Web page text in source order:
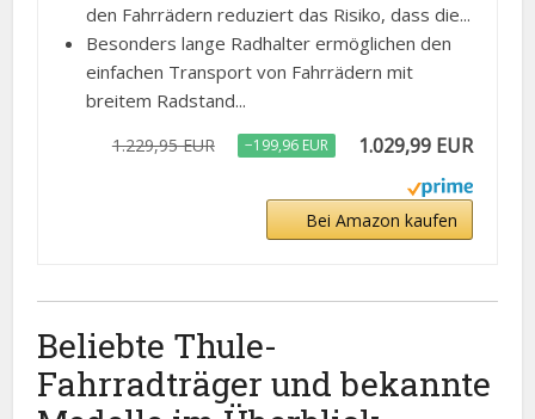
den Fahrrädern reduziert das Risiko, dass die...
Besonders lange Radhalter ermöglichen den
einfachen Transport von Fahrrädern mit
breitem Radstand...
1.229,95 EUR −199,96 EUR 1.029,99 EUR
Bei Amazon kaufen
Beliebte Thule-
Fahrradträger und bekannte